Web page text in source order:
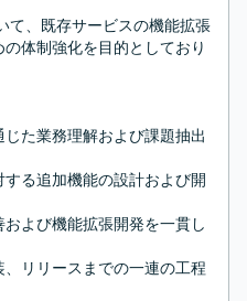
て、既存サービスの機能拡張
体制強化を目的としており
た業務理解および課題抽出
る追加機能の設計および開
よび機能拡張開発を一貫し
リリースまでの一連の工程